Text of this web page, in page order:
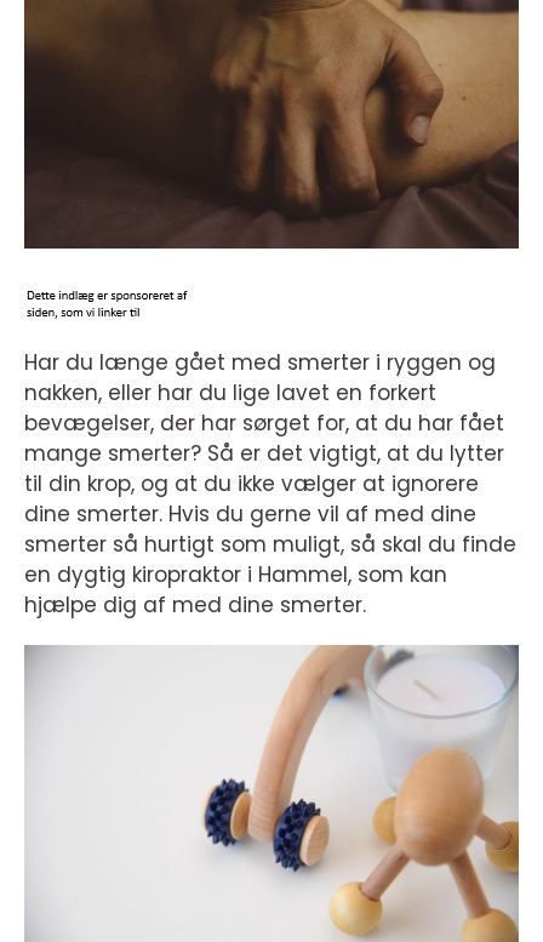
Har du længe gået med smerter i ryggen og
nakken, eller har du lige lavet en forkert
bevægelser, der har sørget for, at du har fået
mange smerter? Så er det vigtigt, at du lytter
til din krop, og at du ikke vælger at ignorere
dine smerter. Hvis du gerne vil af med dine
smerter så hurtigt som muligt, så skal du finde
en dygtig kiropraktor i Hammel, som kan
hjælpe dig af med dine smerter.